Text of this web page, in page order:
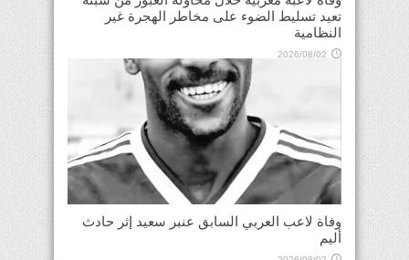
تعيد تسليط الضوء على مخاطر الهجرة غير
النظامية
2026/08/02
وفاة لاعب العربي السابق عنبر سعيد إثر حادث
أليم